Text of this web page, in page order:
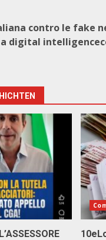
contro le fake
digital